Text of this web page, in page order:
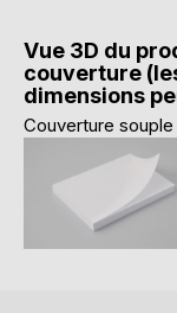
Vue 3D du
couverture
dimensions
Couverture souple